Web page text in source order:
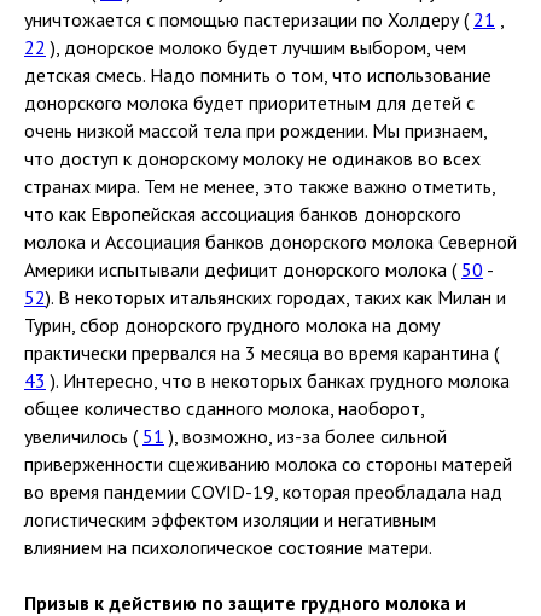
уничтожается с помощью пастеризации по Холдеру ( 21
22 ), донорское молоко будет лучшим выбором, чем
детская смесь. Надо помнить о том, что использование
донорского молока будет приоритетным для детей с
очень низкой массой тела при рождении. Мы признаем,
что доступ к донорскому молоку не одинаков во всех
странах мира. Тем не менее, это также важно отметить,
что как Европейская ассоциация банков донорского
молока и Ассоциация банков донорского молока Северной
Америки испытывали дефицит донорского молока ( 50 -
52). В некоторых итальянских городах, таких как Милан и
Турин, сбор донорского грудного молока на дому
практически прервался на 3 месяца во время карантина (
43 ). Интересно, что в некоторых банках грудного молока
общее количество сданного молока, наоборот,
увеличилось ( 51 ), возможно, из-за более сильной
приверженности сцеживанию молока со стороны матерей
во время пандемии COVID-19, которая преобладала над
логистическим эффектом изоляции и негативным
влиянием на психологическое состояние матери.
Призыв к действию по защите грудного молока и